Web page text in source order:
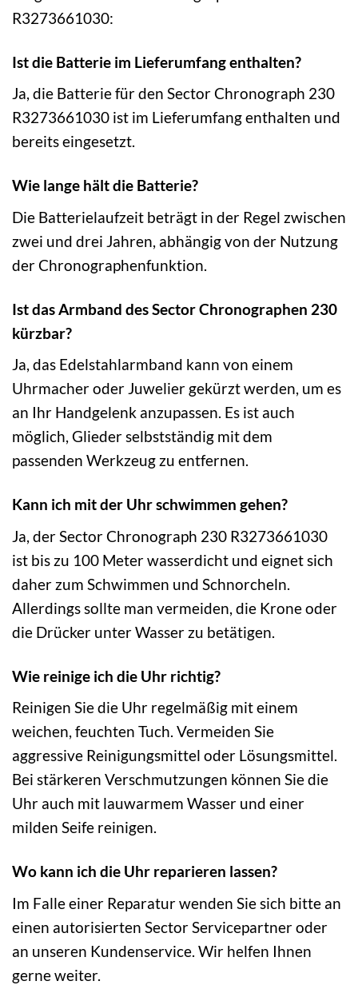
R3273661030:
Ist die Batterie im Lieferumfang enthalten?
Ja, die Batterie für den Sector Chronograph 230
R3273661030 ist im Lieferumfang enthalten und
bereits eingesetzt.
Wie lange hält die Batterie?
Die Batterielaufzeit beträgt in der Regel zwischen
zwei und drei Jahren, abhängig von der Nutzung
der Chronographenfunktion.
Ist das Armband des Sector Chronographen 230
kürzbar?
Ja, das Edelstahlarmband kann von einem
Uhrmacher oder Juwelier gekürzt werden, um es
an Ihr Handgelenk anzupassen. Es ist auch
möglich, Glieder selbstständig mit dem
passenden Werkzeug zu entfernen.
Kann ich mit der Uhr schwimmen gehen?
Ja, der Sector Chronograph 230 R3273661030
ist bis zu 100 Meter wasserdicht und eignet sich
daher zum Schwimmen und Schnorcheln.
Allerdings sollte man vermeiden, die Krone oder
die Drücker unter Wasser zu betätigen.
Wie reinige ich die Uhr richtig?
Reinigen Sie die Uhr regelmäßig mit einem
weichen, feuchten Tuch. Vermeiden Sie
aggressive Reinigungsmittel oder Lösungsmittel.
Bei stärkeren Verschmutzungen können Sie die
Uhr auch mit lauwarmem Wasser und einer
milden Seife reinigen.
Wo kann ich die Uhr reparieren lassen?
Im Falle einer Reparatur wenden Sie sich bitte an
einen autorisierten Sector Servicepartner oder
an unseren Kundenservice. Wir helfen Ihnen
gerne weiter.